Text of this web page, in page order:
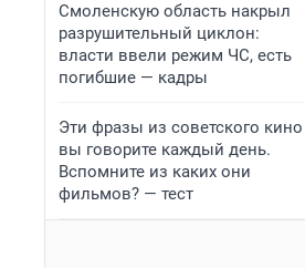
Смоленскую область накрыл
разрушительный циклон:
власти ввели режим ЧС, есть
погибшие — кадры
Эти фразы из советского кино
вы говорите каждый день.
Вспомните из каких они
фильмов? — тест